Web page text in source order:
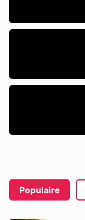
Populaire